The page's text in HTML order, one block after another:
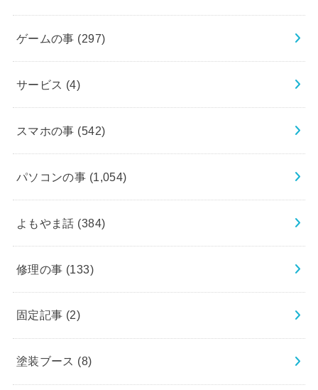
ゲームの事 (297)
サービス (4)
スマホの事 (542)
パソコンの事 (1,054)
よもやま話 (384)
修理の事 (133)
固定記事 (2)
塗装ブース (8)